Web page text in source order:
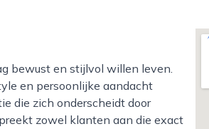
en persoonlijke aandacht
die zich onderscheidt door
zowel klanten aan die exact